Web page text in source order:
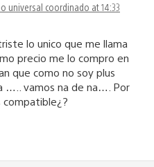
universal coordinado at 14:33
lo unico que me llama
precio me lo compro en
que como no soy plus
….. vamos na de na…. Por